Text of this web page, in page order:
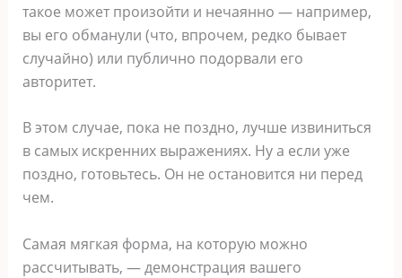
такое может произойти и нечаянно ― например,
вы его обманули (что, впрочем, редко бывает
случайно) или публично подорвали его
авторитет.
В этом случае, пока не поздно, лучше извиниться
в самых искренних выражениях. Ну а если уже
поздно, готовьтесь. Он не остановится ни перед
чем.
Самая мягкая форма, на которую можно
рассчитывать, ― демонстрация вашего